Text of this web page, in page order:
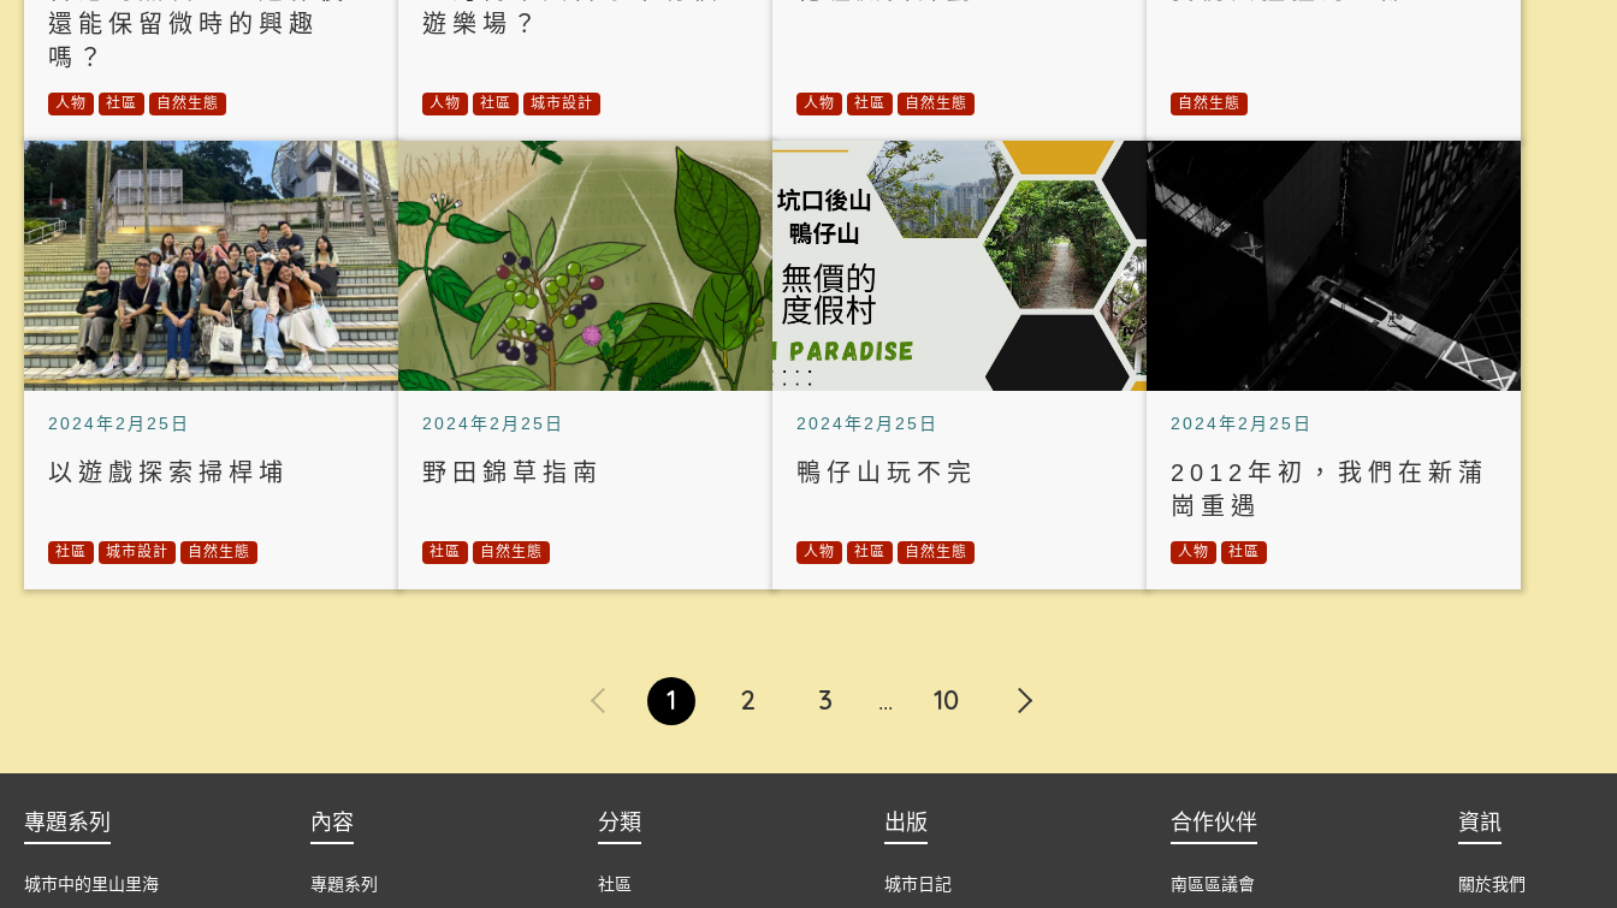
還能保留微時的興趣
嗎？
人物 社區 自然生態
遊樂場？
人物 社區 城市設計 人物 社區 自然生態 自然生態
2024年2月25日
以遊戲探索掃桿埔
社區 城市設計 自然生態
2024年2月25日
野田錦草指南
社區 自然生態
2024年2月25日
鴨仔山玩不完
人物 社區 自然生態
2024年2月25日
2012年初，我們在新蒲
崗重遇
人物 社區
1 2 3 ... 10
專題系列
城市中的里山里海
內容
專題系列
分類
社區
出版
城市日記
合作伙伴
南區區議會
資訊
關於我們